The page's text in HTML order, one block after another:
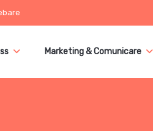
Marketing & Comunicare